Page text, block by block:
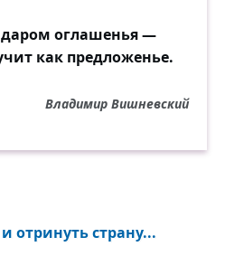
даром оглашенья —
как предложенье.
Владимир Вишневский
отринуть страну...